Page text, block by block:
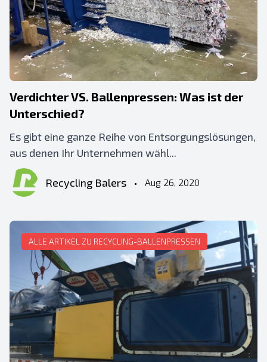
Verdichter VS. Ballenpressen: Was ist der
Unterschied?
Es gibt eine ganze Reihe von Entsorgungslösungen,
aus denen Ihr Unternehmen wähl...
Recycling Balers • Aug 26, 2020
ALLE ARTIKEL ZU RECYCLING-BALLENPRESSEN